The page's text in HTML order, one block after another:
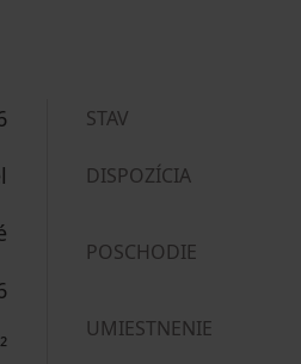
STAV
DISPOZÍCIA
POSCHODIE
UMIESTNENIE